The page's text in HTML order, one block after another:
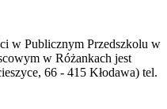
w Publicznym Przedszkolu w
w Różankach jest
66 - 415 Kłodawa) tel.